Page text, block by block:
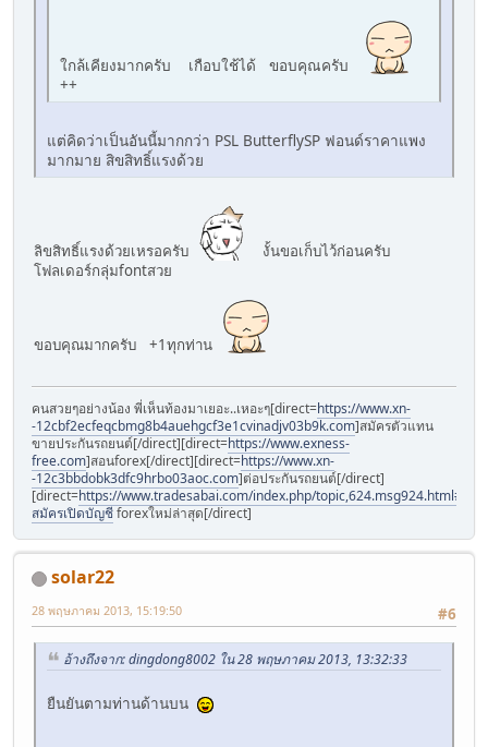
ใกล้เคียงมากครับ เกือบใช้ได้ ขอบคุณครับ
++
แต่คิดว่าเป็นอันนี้มากกว่า PSL ButterflySP ฟอนด์ราคาแพง
มากมาย สิขสิทธิ์แรงด้วย
ลิขสิทธิ์แรงด้วยเหรอครับ
งั้นขอเก็บไว้ก่อนครับ
โฟลเดอร์กลุ่มfontสวย
ขอบคุณมากครับ +1ทุกท่าน
คนสวยๆอย่างน้อง พี่เห็นท้องมาเยอะ..เหอะๆ[direct=https://www.xn-
-12cbf2ecfeqcbmg8b4auehgcf3e1cvinadjv03b9k.com]สมัครตัวแทน
ขายประกันรถยนต์[/direct][direct=https://www.exness-
free.com]สอนforex[/direct][direct=https://www.xn-
-12c3bbdobk3dfc9hrbo03aoc.com]ต่อประกันรถยนต์[/direct]
[direct=https://www.tradesabai.com/index.php/
สมัครเปิดบัญชีforexใหม่ล่าสุด[/direct]
solar22
#6
28 พฤษภาคม 2013, 15:19:50
อ้างถึงจาก: dingdong8002 ใน 28 พฤษภาคม 2013, 13:32:33
ยืนยันตามท่านด้านบน